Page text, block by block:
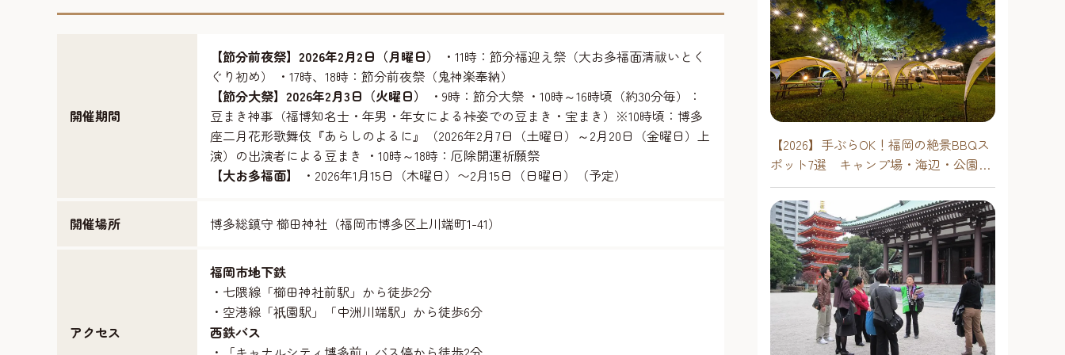
開催期間
【節分前夜祭】2026年2月2日（月曜日）
・11時：節分福迎え祭（大お多福面清祓いとく
ぐり初め） ・17時、18時：節分前夜祭（鬼神楽奉納）
【節分大祭】2026年2月3日（火曜日）
・9時：節分大祭 ・10時～16時頃（約30分毎）：
豆まき神事（福博知名士・年男・年女による裃姿での豆まき・宝まき）※10時頃：博多
座二月花形歌舞伎『あらしのよるに』（2026年2月7日（土曜日）～2月20日（金曜日）上
演）の出演者による豆まき ・10時～18時：厄除開運祈願祭
【大お多福面】
・2026年1月15日（木曜日）〜2月15日（日曜日）（予定）
開催場所 博多総鎮守 櫛田神社（福岡市博多区上川端町1-41）
アクセス
福岡市地下鉄
・七隈線「櫛田神社前駅」から徒歩2分
・空港線「祇園駅」「中洲川端駅」から徒歩6分
西鉄バス
【2026】手ぶらOK！福岡の絶景BBQス
ポット7選 キャンプ場・海辺・公園で
手軽に楽しむ